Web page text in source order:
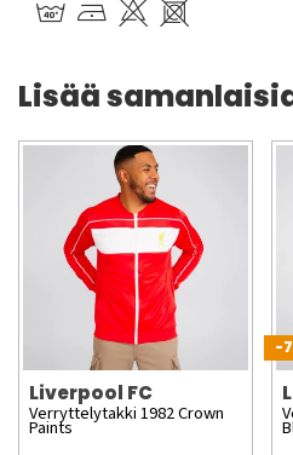
Lisää
Liverpool FC
Verryttelytakki 1982 Crown
Paints
-